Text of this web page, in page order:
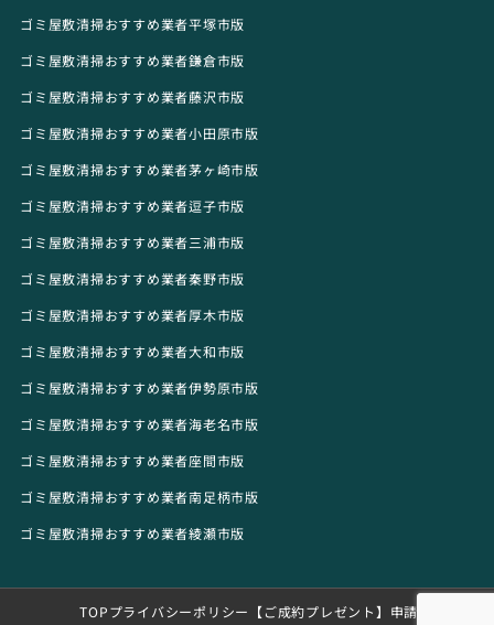
ゴミ屋敷清掃おすすめ業者平塚市版
ゴミ屋敷清掃おすすめ業者鎌倉市版
ゴミ屋敷清掃おすすめ業者藤沢市版
ゴミ屋敷清掃おすすめ業者小田原市版
ゴミ屋敷清掃おすすめ業者茅ヶ崎市版
ゴミ屋敷清掃おすすめ業者逗子市版
ゴミ屋敷清掃おすすめ業者三浦市版
ゴミ屋敷清掃おすすめ業者秦野市版
ゴミ屋敷清掃おすすめ業者厚木市版
ゴミ屋敷清掃おすすめ業者大和市版
ゴミ屋敷清掃おすすめ業者伊勢原市版
ゴミ屋敷清掃おすすめ業者海老名市版
ゴミ屋敷清掃おすすめ業者座間市版
ゴミ屋敷清掃おすすめ業者南足柄市版
ゴミ屋敷清掃おすすめ業者綾瀬市版
TOPプライバシーポリシー 【ご成約プレゼント】申請フォーム